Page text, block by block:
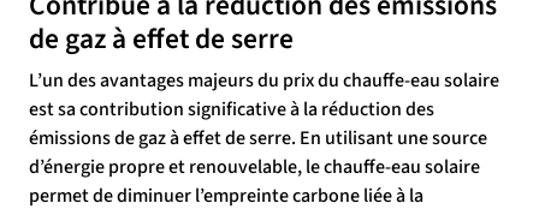
de gaz à effet de serre
L’un des avantages majeurs du prix du chauffe-eau solaire
est sa contribution significative à la réduction des
émissions de gaz à effet de serre. En utilisant une source
d’énergie propre et renouvelable, le chauffe-eau solaire
permet de diminuer l’empreinte carbone liée à la